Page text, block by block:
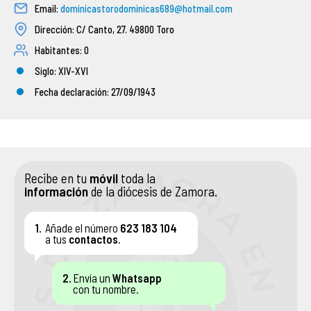
Email: dominicastorodominicas689@hotmail.com
Dirección: C/ Canto, 27. 49800 Toro
Habitantes: 0
Siglo: XIV-XVI
Fecha declaración: 27/09/1943
Recibe en tu móvil toda la
informaciónde la diócesis de Zamora.
1. Añade el número 623 183 104
a tus contactos.
2. Envía un Whatsapp
con tu nombre.
ASOCIACIONES DE FIELES
ENSEÑANZA
SERVICIO SOCIAL